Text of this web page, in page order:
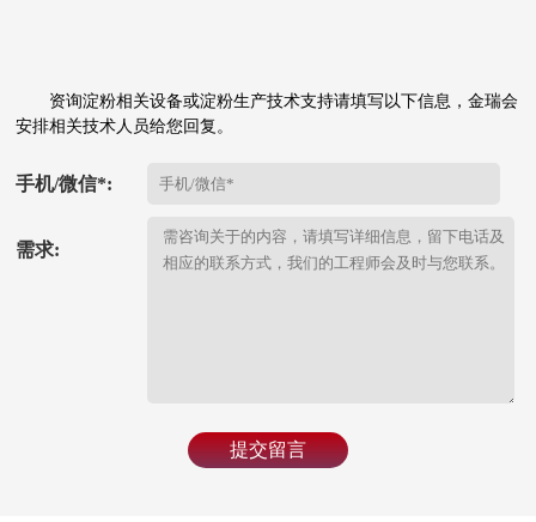
资询淀粉相关设备或淀粉生产技术支持请填写以下信息，金瑞会
安排相关技术人员给您回复。
手机/微信*:
需求:
提交留言